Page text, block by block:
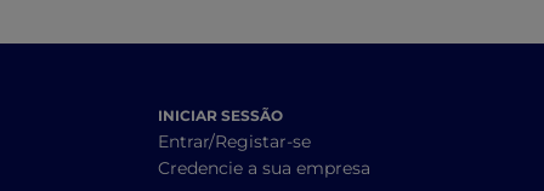
INICIAR SESSÃO
Entrar/Registar-se
Credencie a sua empresa